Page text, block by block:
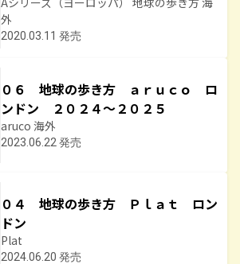
外
2020.03.11 発売
０６ 地球の歩き方 ａｒｕｃｏ ロ
ンドン ２０２４～２０２５
aruco 海外
2023.06.22 発売
０４ 地球の歩き方 Ｐｌａｔ ロン
ドン
Plat
2024.06.20 発売